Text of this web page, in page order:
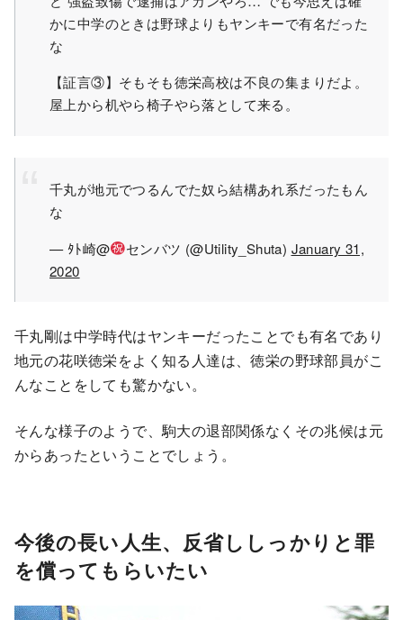
かに中学のときは野球よりもヤンキーで有名だった
な
【証言③】そもそも徳栄高校は不良の集まりだよ。
屋上から机やら椅子やら落として来る。
千丸が地元でつるんでた奴ら結構あれ系だったもん
な
— ﾀﾄ崎@
センバツ (@Utility_Shuta) January 31,
2020
千丸剛は中学時代はヤンキーだったことでも有名であり
地元の花咲徳栄をよく知る人達は、徳栄の野球部員がこ
んなことをしても驚かない。
そんな様子のようで、駒大の退部関係なくその兆候は元
からあったということでしょう。
今後の長い人生、反省ししっかりと罪
を償ってもらいたい